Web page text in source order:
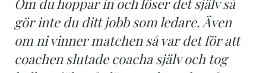
gör inte du ditt jobb som ledare. Även
om ni vinner matchen så var det för att
coachen slutade coacha själv och tog